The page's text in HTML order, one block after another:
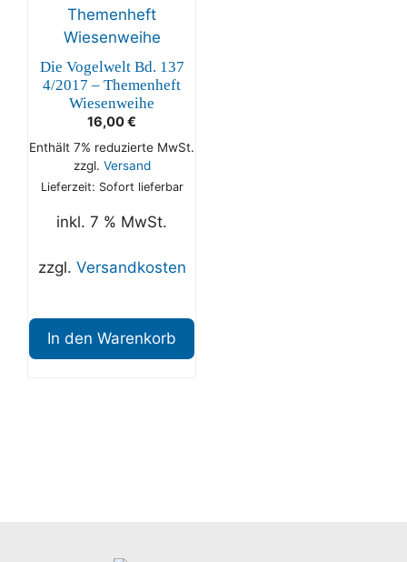
Die Vogelwelt Bd. 137
4/2017 – Themenheft
Wiesenweihe
16,00€
Enthält 7% reduzierte MwSt.
zzgl. Versand
Lieferzeit: Sofort lieferbar
inkl. 7 % MwSt.
zzgl. Versandkosten
In den Warenkorb